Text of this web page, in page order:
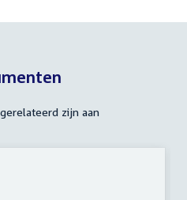
zijn aan